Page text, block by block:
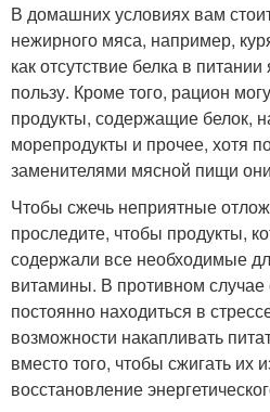
В домашних условиях вам
нежирного мяса, например,
как отсутствие белка в
пользу. Кроме того, рацион
продукты, содержащие белок,
морепродукты и прочее, хотя
заменителями мясной пищи они
Чтобы сжечь неприятные
проследите, чтобы продукты,
содержали все необходимые
витамины. В противном случае
постоянно находиться в
возможности накапливать
вместо того, чтобы сжигать их
восстановление